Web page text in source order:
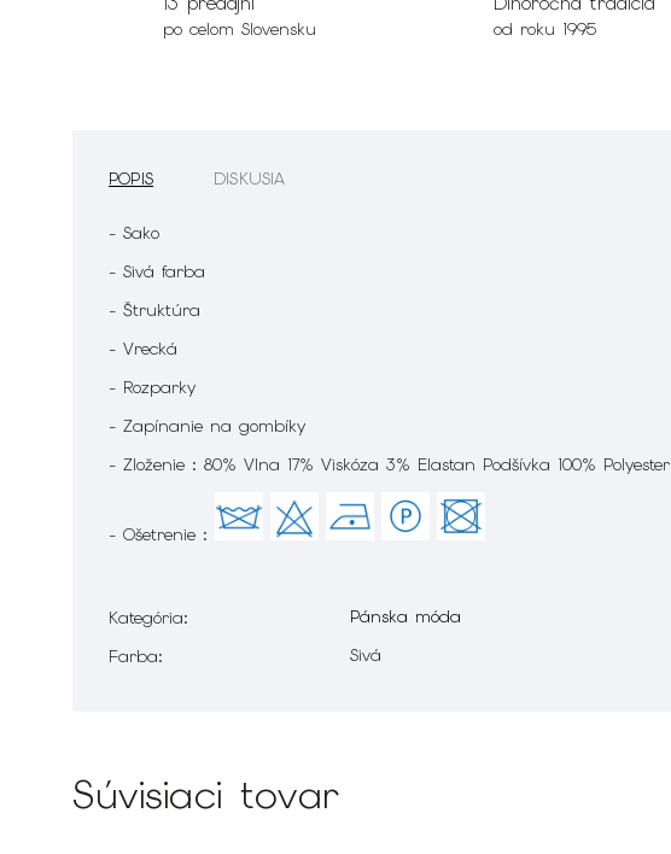
po celom Slovensku od roku 1995
POPIS DISKUSIA
- Sako
- Sivá farba
- Štruktúra
- Vrecká
- Rozparky
- Zapínanie na gombíky
- Zloženie : 80% Vlna 17% Viskóza 3% Elastan Podšívka 100% Polyester
- Ošetrenie :
Kategória:
Pánska móda
Farba: Sivá
Súvisiaci tovar